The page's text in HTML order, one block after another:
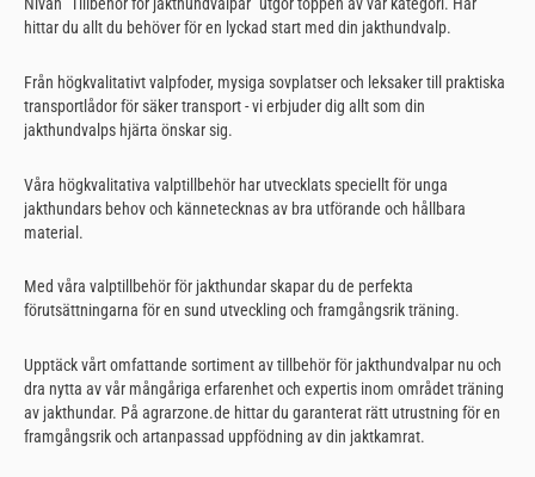
Nivån "Tillbehör för jakthundvalpar" utgör toppen av vår kategori. Här
hittar du allt du behöver för en lyckad start med din jakthundvalp.
Från högkvalitativt valpfoder, mysiga sovplatser och leksaker till praktiska
transportlådor för säker transport - vi erbjuder dig allt som din
jakthundvalps hjärta önskar sig.
Våra högkvalitativa valptillbehör har utvecklats speciellt för unga
jakthundars behov och kännetecknas av bra utförande och hållbara
material.
Med våra valptillbehör för jakthundar skapar du de perfekta
förutsättningarna för en sund utveckling och framgångsrik träning.
Upptäck vårt omfattande sortiment av tillbehör för jakthundvalpar nu och
dra nytta av vår mångåriga erfarenhet och expertis inom området träning
av jakthundar. På agrarzone.de hittar du garanterat rätt utrustning för en
framgångsrik och artanpassad uppfödning av din jaktkamrat.